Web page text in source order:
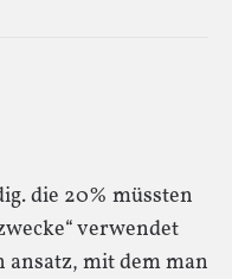
die 20% müssten
verwendet
mit dem man